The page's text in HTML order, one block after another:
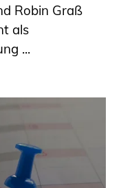
Robin Graß
als
...